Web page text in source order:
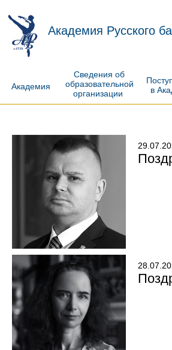
Академия Русского
Академия
Сведения об
образовательной
организации
в